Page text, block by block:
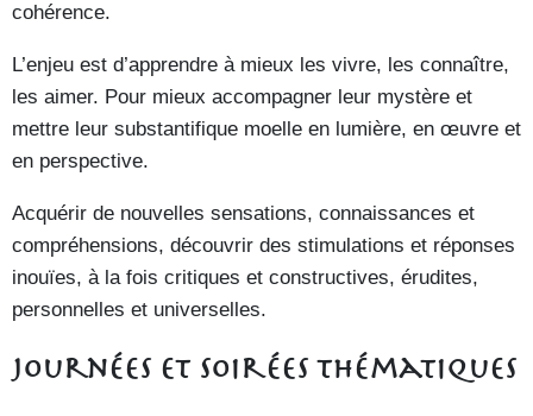
cohérence.
L’enjeu est d’apprendre à mieux les vivre, les connaître,
les aimer. Pour mieux accompagner leur mystère et
mettre leur substantifique moelle en lumière, en œuvre et
en perspective.
Acquérir de nouvelles sensations, connaissances et
compréhensions, découvrir des stimulations et réponses
inouïes, à la fois critiques et constructives, érudites,
personnelles et universelles.
Journées et soirées thématiques